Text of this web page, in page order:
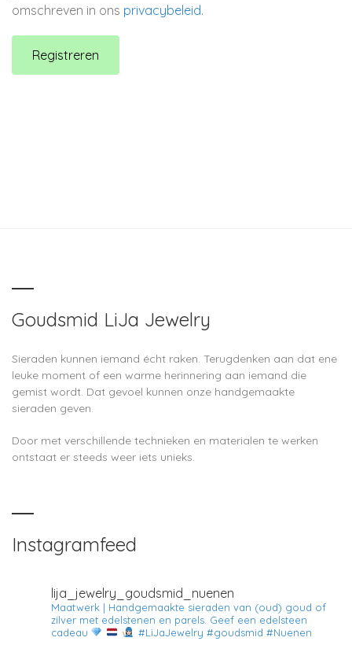
omschreven in ons privacybeleid.
Registreren
Goudsmid LiJa Jewelry
Sieraden kunnen iemand écht raken. Terugdenken aan dat ene
leuke moment of een warme herinnering aan iemand die
gemist wordt. Dat gevoel kunnen onze handgemaakte
sieraden geven.
Door met verschillende technieken en materialen te werken
ontstaat er steeds weer iets unieks.
Instagramfeed
lija_jewelry_goudsmid_nuenen
Maatwerk | Handgemaakte sieraden van (oud) goud of
zilver met edelstenen en parels. Geef een edelsteen
cadeau
#LiJaJewelry #goudsmid #Nuenen